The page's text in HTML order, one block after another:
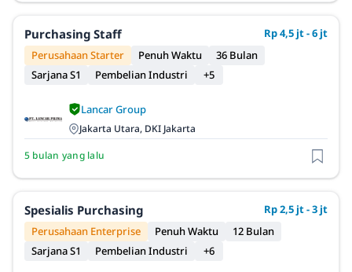
Purchasing Staff
Rp 4,5 jt - 6 jt
Perusahaan Starter
Penuh Waktu
36 Bulan
Sarjana S1
Pembelian Industri +5
Lancar Group
Jakarta Utara, DKI Jakarta
5 bulan yang lalu
Spesialis Purchasing
Rp 2,5 jt - 3 jt
Perusahaan Enterprise
Penuh Waktu
12 Bulan
Sarjana S1
Pembelian Industri +6